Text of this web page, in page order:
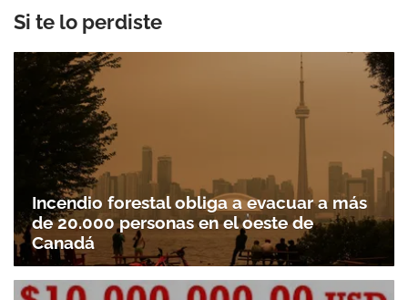
Si te lo perdiste
Incendio forestal obliga a evacuar a más
de 20.000 personas en el oeste de
Canadá